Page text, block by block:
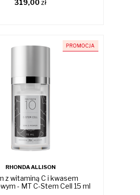
319,00zł
RHONDA ALLISON
z witaminą C i kwasem
- MT C-Stem Cell 15 ml